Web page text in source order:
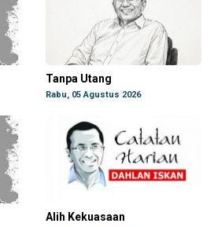
Tanpa Utang
Rabu, 05 Agustus 2026
Alih Kekuasaan